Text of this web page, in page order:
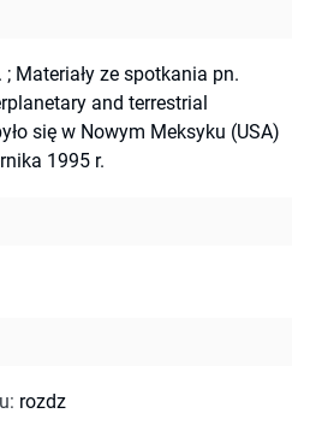
; Materiały ze spotkania pn.
and terrestrial
się w Nowym Meksyku (USA)
1995 r.
: rozdz